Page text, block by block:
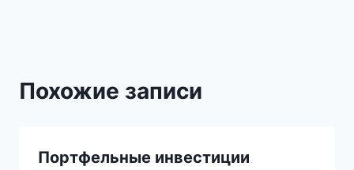
Похожие записи
Портфельные инвестиции